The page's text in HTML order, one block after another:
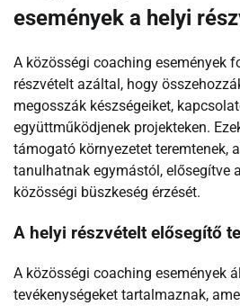
események a helyi
A közösségi coaching események
részvételt azáltal, hogy
megosszák készségeiket,
együttműködjenek projekteken.
támogató környezetet teremtenek,
tanulhatnak egymástól, elősegítve
közösségi büszkeség érzését.
A helyi részvételt elősegítő
A közösségi coaching események
tevékenységeket tartalmaznak,